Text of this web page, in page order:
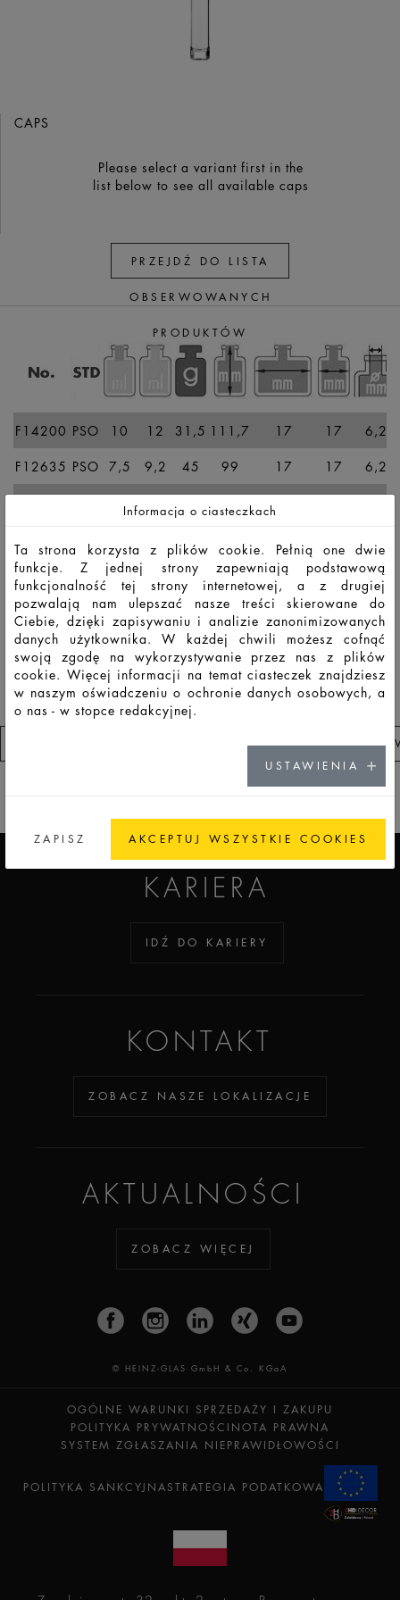
CAPS
Please select a variant first in the
list below to see all available caps
PRZEJDŹ DO LISTA
OBSERWOWANYCH
PRODUKTÓW
F14200 PSO 10 12 31,5 111,7 17 17
6,2
F12635 PSO 7,5 9,2 45 99 17 17
6,2
F12591
PSO 10 12 28 112,8 17 17
6,2
F12638 PSS 10 12 43,4 105,8 17 17
6,8
F12636
PSS 10 12 27,9 105,8 17 17 6,2
PRZEJDŹ DO LISTA OBSERWOWANYCH
KARIERA
IDŹ DO KARIERY
KONTAKT
ZOBACZ NASZE LOKALIZACJE
AKTUALNOŚCI
ZOBACZ WIĘCEJ
© HEINZ-GLAS GmbH & Co. KGaA
OGÓLNE WARUNKI SPRZEDAŻY I ZAKUPU
POLITYKA PRYWATNOŚCI NOTA PRAWNA
SYSTEM ZGŁASZANIA NIEPRAWIDŁOWOŚCI
POLITYKA SANKCYJNASTRATEGIA PODATKOWA
Informacja o ciasteczkach
Ta strona korzysta z plików cookie. Pełnią one dwie
funkcje. Z jednej strony zapewniają podstawową
funkcjonalność tej strony internetowej, a z drugiej
pozwalają nam ulepszać nasze treści skierowane do
Ciebie, dzięki zapisywaniu i analizie zanonimizowanych
danych użytkownika. W każdej chwili możesz cofnąć
swoją zgodę na wykorzystywanie przez nas z plików
cookie. Więcej informacji na temat ciasteczek znajdziesz
w naszym oświadczeniu o ochronie danych osobowych, a
o nas - w stopce redakcyjnej.
USTAWIENIA
ZAPISZ AKCEPTUJ WSZYSTKIE COOKIES